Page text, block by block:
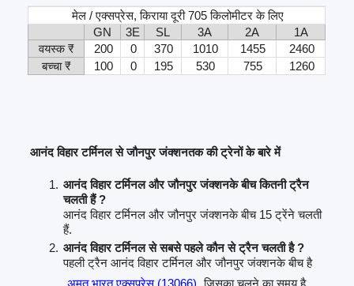
मेल / एक्सप्रेस, किराया दूरी 705 किलोमीटर के लिए
GN
3E SL 3A 2A
1A
वयस्क ₹
200 0 370 1010 1455
2460
बच्चा ₹
100 0 195 530 755 1260
आनंद विहार टर्मिनल से जौनपुर जंक्शनतक की ट्रेनों के बारे में
आनंद विहार टर्मिनल और जौनपुर जंक्शनके बीच कितनी ट्रैन
चलती हैं ?
आनंद विहार टर्मिनल और जौनपुर जंक्शनके बीच 15 ट्रेंने चलती
हैं.
आनंद विहार टर्मिनल से सबसे पहले कौन से ट्रैन चलती है ?
पहली ट्रैन आनंद विहार टर्मिनल और जौनपुर जंक्शनके बीच है
अमृत भारत एक्सप्रेस (13066) जिसका चलने का समय है